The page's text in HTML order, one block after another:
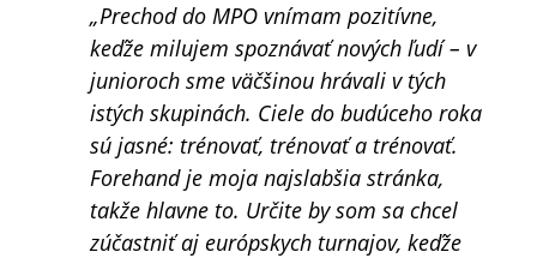
„Prechod do MPO vnímam pozitívne,
keďže milujem spoznávať nových ľudí – v
junioroch sme väčšinou hrávali v tých
istých skupinách. Ciele do budúceho roka
sú jasné: trénovať, trénovať a trénovať.
Forehand je moja najslabšia stránka,
takže hlavne to. Určite by som sa chcel
zúčastniť aj európskych turnajov, keďže